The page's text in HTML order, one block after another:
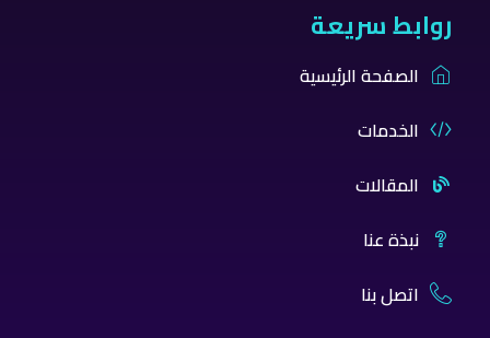
روابط سريعة
الصفحة الرئيسية
الخدمات
المقالات
نبذة عنا
اتصل بنا